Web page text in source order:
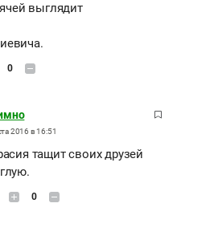
выглядит
0
2016 в 16:51
тащит своих друзей
0